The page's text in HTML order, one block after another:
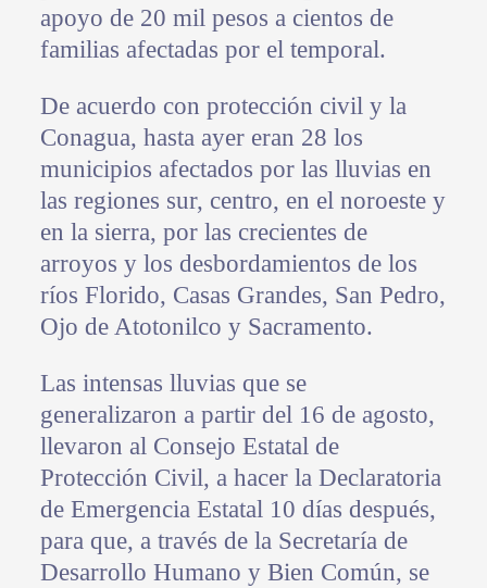
apoyo de 20 mil pesos a cientos de
familias afectadas por el temporal.
De acuerdo con protección civil y la
Conagua, hasta ayer eran 28 los
municipios afectados por las lluvias en
las regiones sur, centro, en el noroeste y
en la sierra, por las crecientes de
arroyos y los desbordamientos de los
ríos Florido, Casas Grandes, San Pedro,
Ojo de Atotonilco y Sacramento.
Las intensas lluvias que se
generalizaron a partir del 16 de agosto,
llevaron al Consejo Estatal de
Protección Civil, a hacer la Declaratoria
de Emergencia Estatal 10 días después,
para que, a través de la Secretaría de
Desarrollo Humano y Bien Común, se